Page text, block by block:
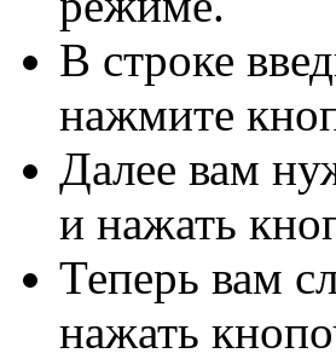
В строке
нажмите
Далее вам
и нажать
Теперь вам
нажать